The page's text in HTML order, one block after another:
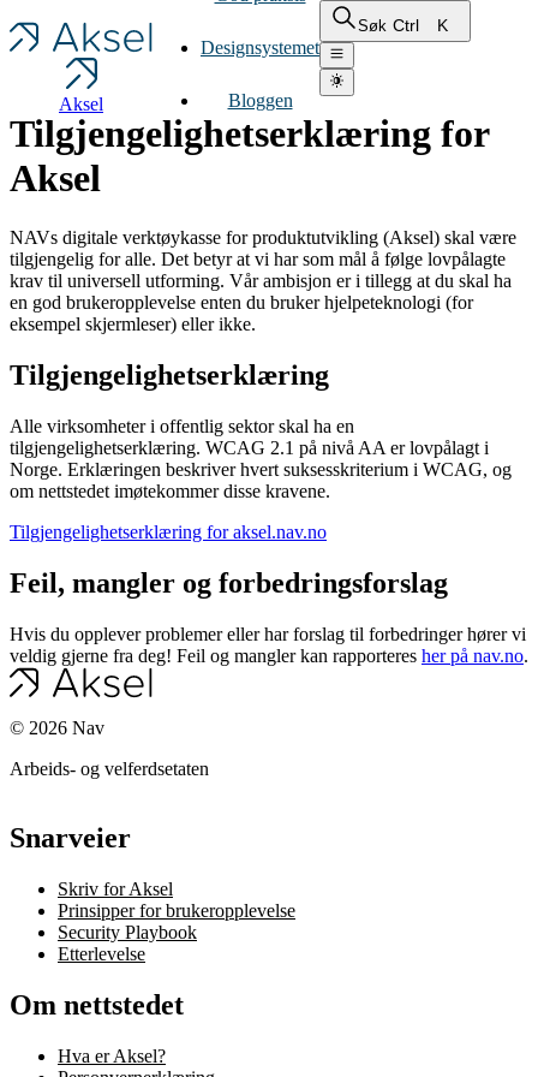
Aksel
Designsystemet
Bloggen
Søk Ctrl K
Tilgjengelighetserklæring for
Aksel
NAVs digitale verktøykasse for produktutvikling (Aksel) skal være
tilgjengelig for alle. Det betyr at vi har som mål å følge lovpålagte
krav til universell utforming. Vår ambisjon er i tillegg at du skal ha
en god brukeropplevelse enten du bruker hjelpeteknologi (for
eksempel skjermleser) eller ikke.
Tilgjengelighetserklæring
Alle virksomheter i offentlig sektor skal ha en
tilgjengelighetserklæring. WCAG 2.1 på nivå AA er lovpålagt i
Norge. Erklæringen beskriver hvert suksesskriterium i WCAG, og
om nettstedet imøtekommer disse kravene.
Tilgjengelighetserklæring for aksel.nav.no
Feil, mangler og forbedringsforslag
Hvis du opplever problemer eller har forslag til forbedringer hører vi
veldig gjerne fra deg! Feil og mangler kan rapporteres her på nav.no.
© 2026 Nav
Arbeids- og velferdsetaten
Snarveier
Skriv for Aksel
Prinsipper for brukeropplevelse
Security Playbook
Etterlevelse
Om nettstedet
Hva er Aksel?